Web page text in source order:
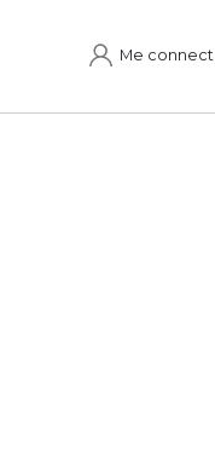
Me